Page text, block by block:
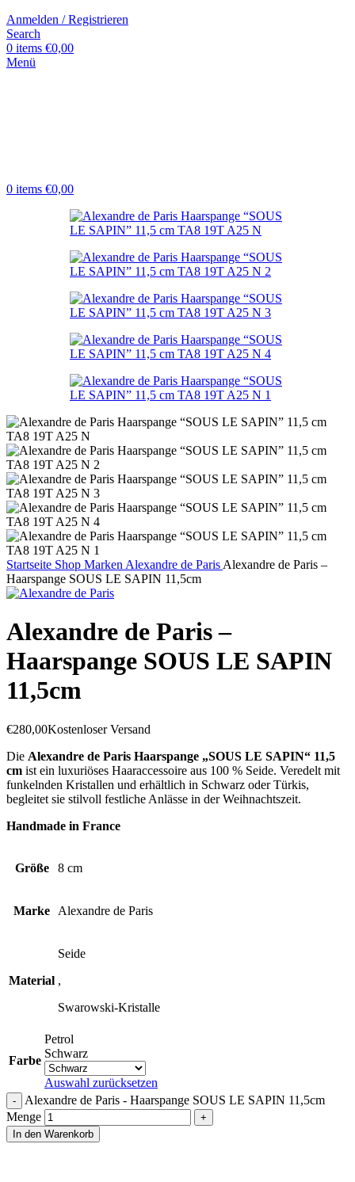
Anmelden / Registrieren
Search
0 items €0,00
Menü
0 items €0,00
Startseite Shop Marken Alexandre de Paris Alexandre de Paris –
Haarspange SOUS LE SAPIN 11,5cm
Alexandre de Paris –
Haarspange SOUS LE SAPIN
11,5cm
€280,00Kostenloser Versand
Die Alexandre de Paris Haarspange „SOUS LE SAPIN“ 11,5
cm ist ein luxuriöses Haaraccessoire aus 100 % Seide. Veredelt mit
funkelnden Kristallen und erhältlich in Schwarz oder Türkis,
begleitet sie stilvoll festliche Anlässe in der Weihnachtszeit.
Handmade in France
Größe 8 cm
Marke Alexandre de Paris
Material
Seide
,
Swarowski-Kristalle
Farbe
Petrol
Schwarz
Auswahl zurücksetzen
Alexandre de Paris - Haarspange SOUS LE SAPIN 11,5cm
Menge
In den Warenkorb